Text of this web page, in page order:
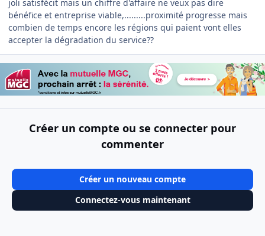
joli satisfécit mais un chiffre d'affaire ne veux pas dire
bénéfice et entreprise viable,.........proximité progresse mais
combien de temps encore les régions qui paient vont elles
accepter la dégradation du service??
Créer un compte ou se connecter pour
commenter
Créer un nouveau compte
Connectez-vous maintenant